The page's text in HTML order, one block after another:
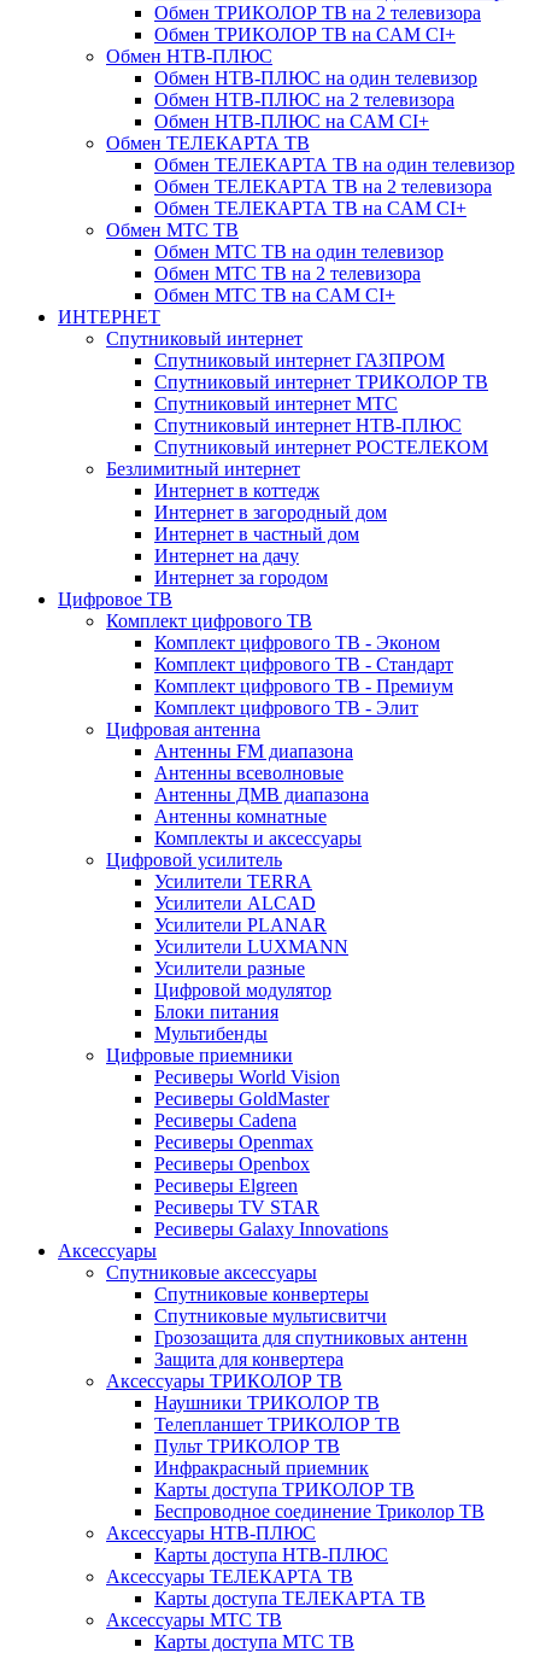
Обмен ТРИКОЛОР ТВ на 2 телевизора
Обмен ТРИКОЛОР ТВ на CAM CI+
Обмен НТВ-ПЛЮС
Обмен НТВ-ПЛЮС на один телевизор
Обмен НТВ-ПЛЮС на 2 телевизора
Обмен НТВ-ПЛЮС на CAM CI+
Обмен ТЕЛЕКАРТА ТВ
Обмен ТЕЛЕКАРТА ТВ на один телевизор
Обмен ТЕЛЕКАРТА ТВ на 2 телевизора
Обмен ТЕЛЕКАРТА ТВ на CAM CI+
Обмен МТС ТВ
Обмен МТС ТВ на один телевизор
Обмен МТС ТВ на 2 телевизора
Обмен МТС ТВ на CAM CI+
ИНТЕРНЕТ
Спутниковый интернет
Спутниковый интернет ГАЗПРОМ
Спутниковый интернет ТРИКОЛОР ТВ
Спутниковый интернет МТС
Спутниковый интернет НТВ-ПЛЮС
Спутниковый интернет РОСТЕЛЕКОМ
Безлимитный интернет
Интернет в коттедж
Интернет в загородный дом
Интернет в частный дом
Интернет на дачу
Интернет за городом
Цифровое ТВ
Комплект цифрового ТВ
Комплект цифрового ТВ - Эконом
Комплект цифрового ТВ - Стандарт
Комплект цифрового ТВ - Премиум
Комплект цифрового ТВ - Элит
Цифровая антенна
Антенны FM диапазона
Антенны всеволновые
Антенны ДМВ диапазона
Антенны комнатные
Комплекты и аксессуары
Цифровой усилитель
Усилители TERRA
Усилители ALCAD
Усилители PLANAR
Усилители LUXMANN
Усилители разные
Цифровой модулятор
Блоки питания
Мультибенды
Цифровые приемники
Ресиверы World Vision
Ресиверы GoldMaster
Ресиверы Cadena
Ресиверы Openmax
Ресиверы Openbox
Ресиверы Elgreen
Ресиверы TV STAR
Ресиверы Galaxy Innovations
Аксессуары
Спутниковые аксессуары
Спутниковые конвертеры
Спутниковые мультисвитчи
Грозозащита для спутниковых антенн
Защита для конвертера
Аксессуары ТРИКОЛОР ТВ
Наушники ТРИКОЛОР ТВ
Телепланшет ТРИКОЛОР ТВ
Пульт ТРИКОЛОР ТВ
Инфракрасный приемник
Карты доступа ТРИКОЛОР ТВ
Беспроводное соединение Триколор ТВ
Аксессуары НТВ-ПЛЮС
Карты доступа НТВ-ПЛЮС
Аксессуары ТЕЛЕКАРТА ТВ
Карты доступа ТЕЛЕКАРТА ТВ
Аксессуары МТС ТВ
Карты доступа МТС ТВ